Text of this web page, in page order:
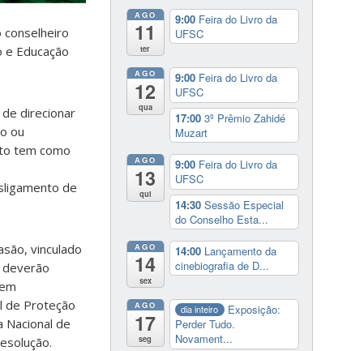
conselheiro
Educação
direcionar
ou
tem como
de
vinculado
de Proteção
de
AGO
11
ter
9:00 Feira do Livro da
UFSC
AGO
12
qua
9:00 Feira do Livro da
UFSC
17:00 3º Prêmio Zahidé
Muzart
AGO
13
qui
9:00 Feira do Livro da
UFSC
14:30 Sessão Especial
do Conselho Esta...
AGO
14
sex
14:00 Lançamento da
cinebiografia de D...
AGO
17
seg
dia inteiro
Exposição:
Perder Tudo.
Novament...